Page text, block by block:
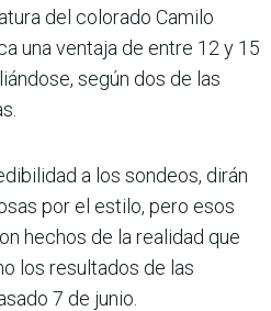
del colorado Camilo
una ventaja de entre 12 y 15
según dos de las
a los sondeos, dirán
por el estilo, pero esos
hechos de la realidad que
los resultados de las
7 de junio.